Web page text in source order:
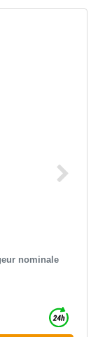
nominale